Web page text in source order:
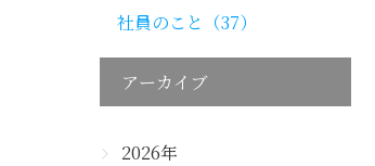
社員のこと（37）
アーカイブ
2026年